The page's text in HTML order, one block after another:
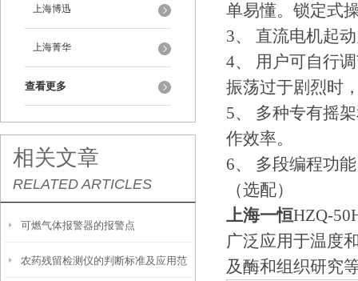
上海博迅
上海菁华
查看更多
相关文章
RELATED ARTICLES
可燃气体报警器的报警点
农药残留检测仪的判断标准及应用范
单易懂。锁定式
3、 直流电机起
4、 用户可自行
振荡过于剧烈时
5、 多种专有摇
作效率。
6、 多段编程功
（选配）
上海一恒HZQ-
广泛应用于温度
及酶和组织研究